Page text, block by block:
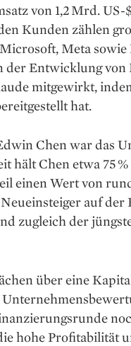
von 1,2 Mrd. US-
Kunden zählen
Meta
der Entwicklung von
mitgewirkt,
hat.
Chen war das
hält Chen etwa 75
einen Wert von
auf der
zugleich der
über eine
hohe Profitabilität